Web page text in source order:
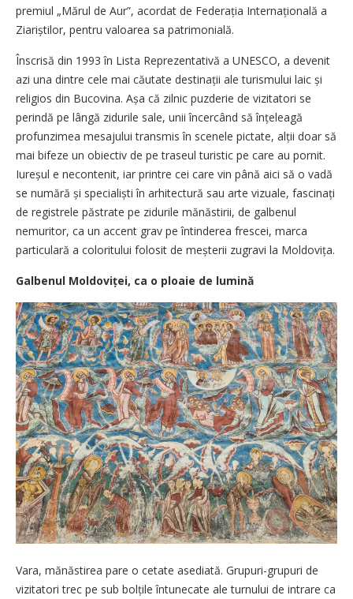
premiul „Mărul de Aur”, acordat de Federația Internațională a
Ziariștilor, pentru valoarea sa patrimonială.
Înscrisă din 1993 în Lista Reprezentativă a UNESCO, a devenit
azi una dintre cele mai căutate destinații ale turismului laic și
religios din Bucovina. Așa că zilnic puzderie de vizitatori se
perindă pe lângă zidurile sale, unii încercând să înțeleagă
profunzimea mesajului transmis în scenele pictate, alții doar să
mai bifeze un obiectiv de pe traseul turistic pe care au pornit.
Iureșul e necontenit, iar printre cei care vin până aici să o vadă
se numără și specialiști în arhitectură sau arte vizuale, fascinați
de registrele păstrate pe zidurile mănăstirii, de galbenul
nemuritor, ca un accent grav pe întinderea frescei, marca
particulară a coloritului folosit de meșterii zugravi la Moldovița.
Galbenul Moldoviței, ca o ploaie de lumină
Vara, mănăstirea pare o cetate asediată. Grupuri-grupuri de
vizitatori trec pe sub bolțile întunecate ale turnului de intrare ca